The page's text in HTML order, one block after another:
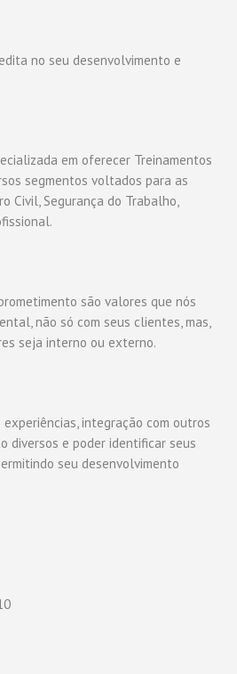
no seu desenvolvimento e
em oferecer Treinamentos
segmentos voltados para as
Civil, Segurança do Trabalho,
são valores que nós
não só com seus clientes, mas,
seja interno ou externo.
integração com outros
diversos e poder identificar seus
seu desenvolvimento